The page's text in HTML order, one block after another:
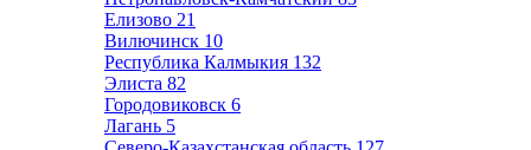
Елизово 21
Вилючинск 10
Республика Калмыкия 132
Элиста 82
Городовиковск 6
Лагань 5